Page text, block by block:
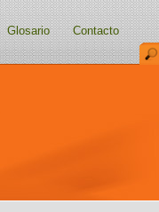
Glosario Contacto